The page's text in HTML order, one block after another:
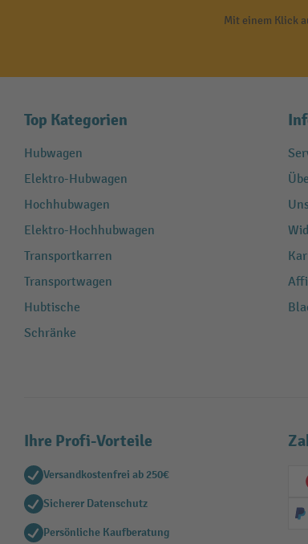
Mit einem Klick
Top Kategorien
Hubwagen
Elektro-Hubwagen
Hochhubwagen
Elektro-Hochhubwagen
Transportkarren
Transportwagen
Hubtische
Schränke
Ihre Profi-Vorteile
Versandkostenfrei ab 250€
Sicherer Datenschutz
Persönliche Kaufberatung